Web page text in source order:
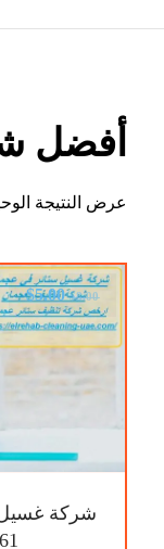
أفضل
عرض النتيجة
شركة
$8.00
$5.00